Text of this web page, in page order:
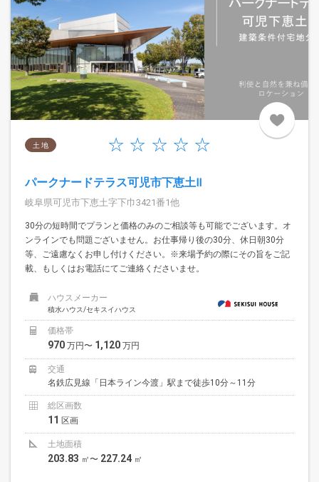
土 地
パークナードテラス可児市下恵土Ⅱ
岐阜県可児市下恵土字下巾3421番1他
30分の短時間でプランと価格のみのご相談等も可能でございます。オ
ンラインでも問題ございません。お仕事帰り後の30分、休日朝30分
等、ご遠慮なくお申し付けください。※来場予約の際にその旨をご記
載、もしくはお電話にてご連絡くださいませ。
ハウスメーカー
積水ハウス/セキスイハウス
価格帯
970 万円〜 1,120 万円
交通
名鉄広見線「日本ライン今渡」駅まで徒歩10分～11分
総区画数
11 区画
土地面積
203.83 ㎡〜 227.24 ㎡